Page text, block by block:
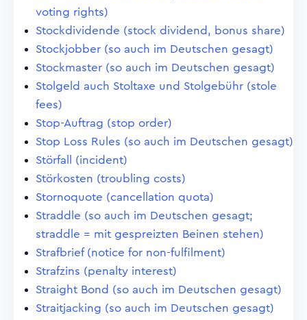
voting rights)
Stockdividende (stock dividend, bonus share)
Stockjobber (so auch im Deutschen gesagt)
Stockmaster (so auch im Deutschen gesagt)
Stolgeld auch Stoltaxe und Stolgebühr (stole
fees)
Stop-Auftrag (stop order)
Stop Loss Rules (so auch im Deutschen gesagt)
Störfall (incident)
Störkosten (troubling costs)
Stornoquote (cancellation quota)
Straddle (so auch im Deutschen gesagt;
straddle = mit gespreizten Beinen stehen)
Strafbrief (notice for non-fulfilment)
Strafzins (penalty interest)
Straight Bond (so auch im Deutschen gesagt)
Straitjacking (so auch im Deutschen gesagt)